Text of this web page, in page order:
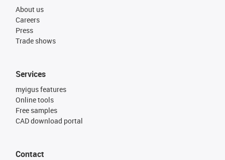
About us
Careers
Press
Trade shows
Services
myigus features
Online tools
Free samples
CAD download portal
Contact